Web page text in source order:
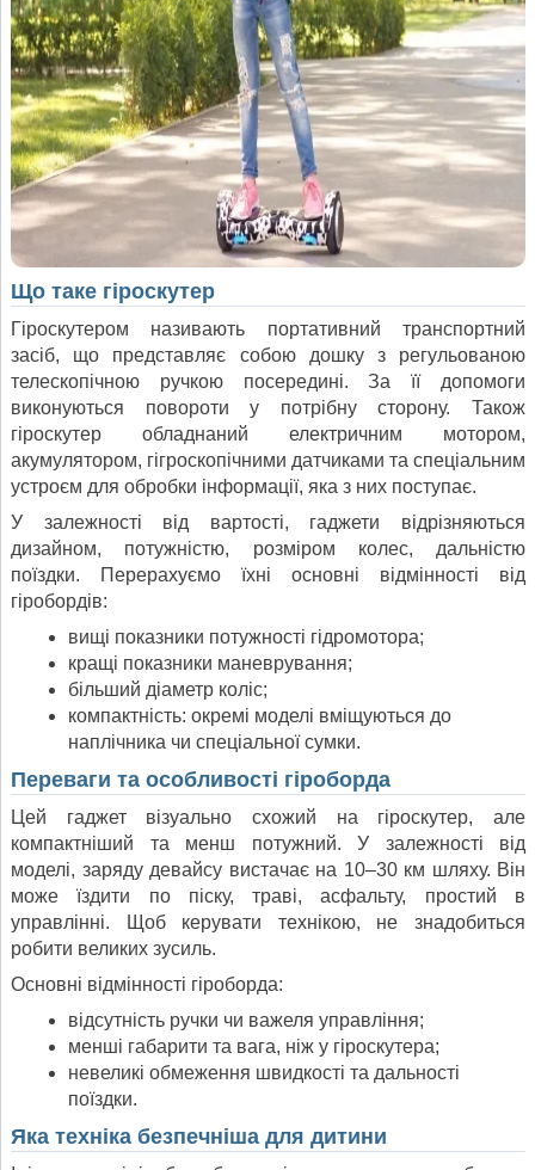
Що таке гіроскутер
Гіроскутером називають портативний транспортний
засіб, що представляє собою дошку з регульованою
телескопічною ручкою посередині. За її допомоги
виконуються повороти у потрібну сторону. Також
гіроскутер обладнаний електричним мотором,
акумулятором, гігроскопічними датчиками та спеціальним
устроєм для обробки інформації, яка з них поступає.
У залежності від вартості, гаджети відрізняються
дизайном, потужністю, розміром колес, дальністю
поїздки. Перерахуємо їхні основні відмінності від
гіробордів:
вищі показники потужності гідромотора;
кращі показники маневрування;
більший діаметр коліс;
компактність: окремі моделі вміщуються до
наплічника чи спеціальної сумки.
Переваги та особливості гіроборда
Цей гаджет візуально схожий на гіроскутер, але
компактніший та менш потужний. У залежності від
моделі, заряду девайсу вистачає на 10–30 км шляху. Він
може їздити по піску, траві, асфальту, простий в
управлінні. Щоб керувати технікою, не знадобиться
робити великих зусиль.
Основні відмінності гіроборда:
відсутність ручки чи важеля управління;
менші габарити та вага, ніж у гіроскутера;
невеликі обмеження швидкості та дальності
поїздки.
Яка техніка безпечніша для дитини